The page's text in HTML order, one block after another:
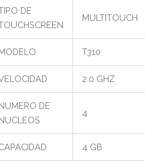
DE
MULTITOUCH
MODELO T310
2.0 GHZ
NUMERO DE
NUCLEOS
4
4 GB